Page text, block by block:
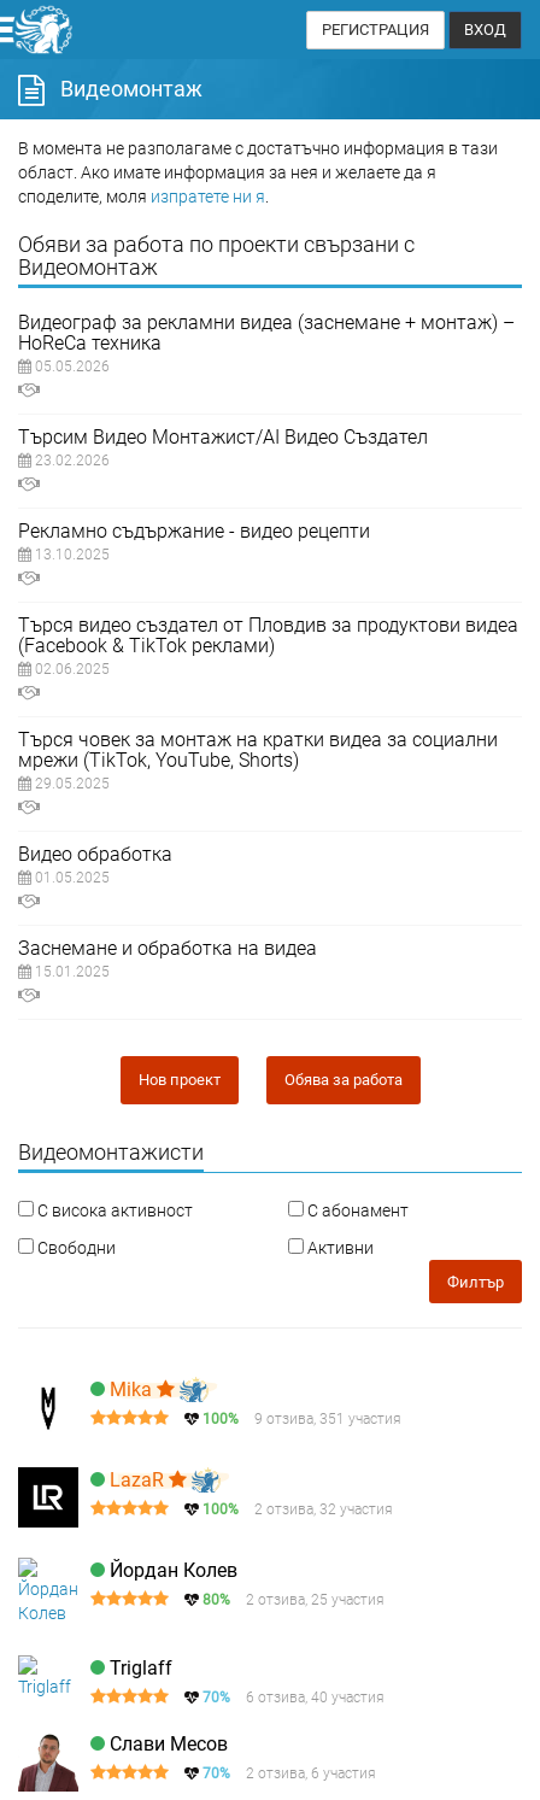
РЕГИСТРАЦИЯ ВХОД
Видеомонтаж
В момента не разполагаме с достатъчно информация в тази
област. Ако имате информация за нея и желаете да я
споделите, моля изпратете ни я
Обяви за работа по проекти свързани с
Видеомонтаж
Видеограф за рекламни видеа (заснемане + монтаж) –
HoReCa техника
05.05.2026
Търсим Видео Монтажист/AI Видео Създател
23.02.2026
Рекламно съдържание - видео рецепти
13.10.2025
Търся видео създател от Пловдив за продуктови видеа
(Facebook & TikTok реклами)
02.06.2025
Търся човек за монтаж на кратки видеа за социални
мрежи (TikTok, YouTube, Shorts)
29.05.2025
Видео обработка
01.05.2025
Заснемане и обработка на видеа
15.01.2025
Нов проект Обява за работа
Видеомонтажисти
С висока активност
С абонамент
Свободни
Активни
Филтър
Mika
100% 9 отзива, 351 участия
LazaR
100% 2 отзива, 32 участия
Йордан Колев
80% 2 отзива, 25 участия
Triglaff
70% 6 отзива, 40 участия
Слави Месов
70% 2 отзива, 6 участия